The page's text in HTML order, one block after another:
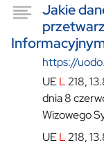
Jakie
https://
UEL218,
dnia 8
Wizowego
UEL218,